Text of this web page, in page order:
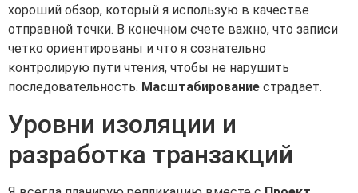
хороший обзор, который я использую в качестве
отправной точки. В конечном счете важно, что записи
четко ориентированы и что я сознательно
контролирую пути чтения, чтобы не нарушить
последовательность. Масштабирование страдает.
Уровни изоляции и
разработка транзакций